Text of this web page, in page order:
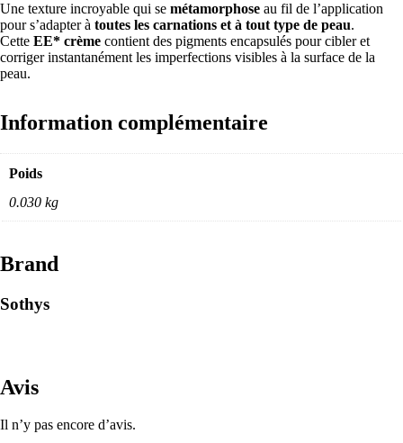
Une texture incroyable qui se métamorphose au fil de l’application
pour s’adapter à toutes les carnations et à tout type de peau.
Cette EE* crème contient des pigments encapsulés pour cibler et
corriger instantanément les imperfections visibles à la surface de la
peau.
Information complémentaire
Poids
0.030 kg
Brand
Sothys
Avis
Il n’y pas encore d’avis.